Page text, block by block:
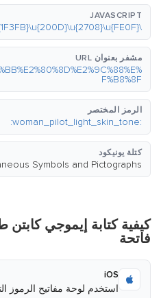
JAVASCRIPT
\u{1F469}\u{1F3FB}\u{200D}\u{2708}\u{FE0F}
مشفر بعنوان URL
F%B8%8F
الرمز المختصر
:woman_pilot_light_skin_tone:
كتلة يونيكود
Symbols and Pictographs
كيفية كتابة إيموجي كابتن
فاتحة
iOS
استخدم لوحة مفاتيح الرموز